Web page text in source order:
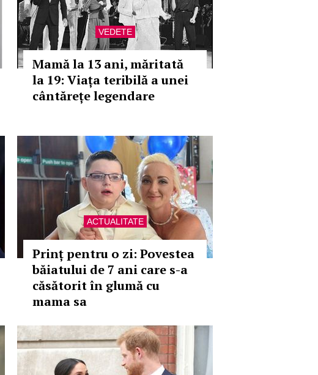
VEDETE
Mamă la 13 ani, măritată
la 19: Viața teribilă a unei
cântărețe legendare
ACTUALITATE
Prinț pentru o zi: Povestea
băiatului de 7 ani care s-a
căsătorit în glumă cu
mama sa